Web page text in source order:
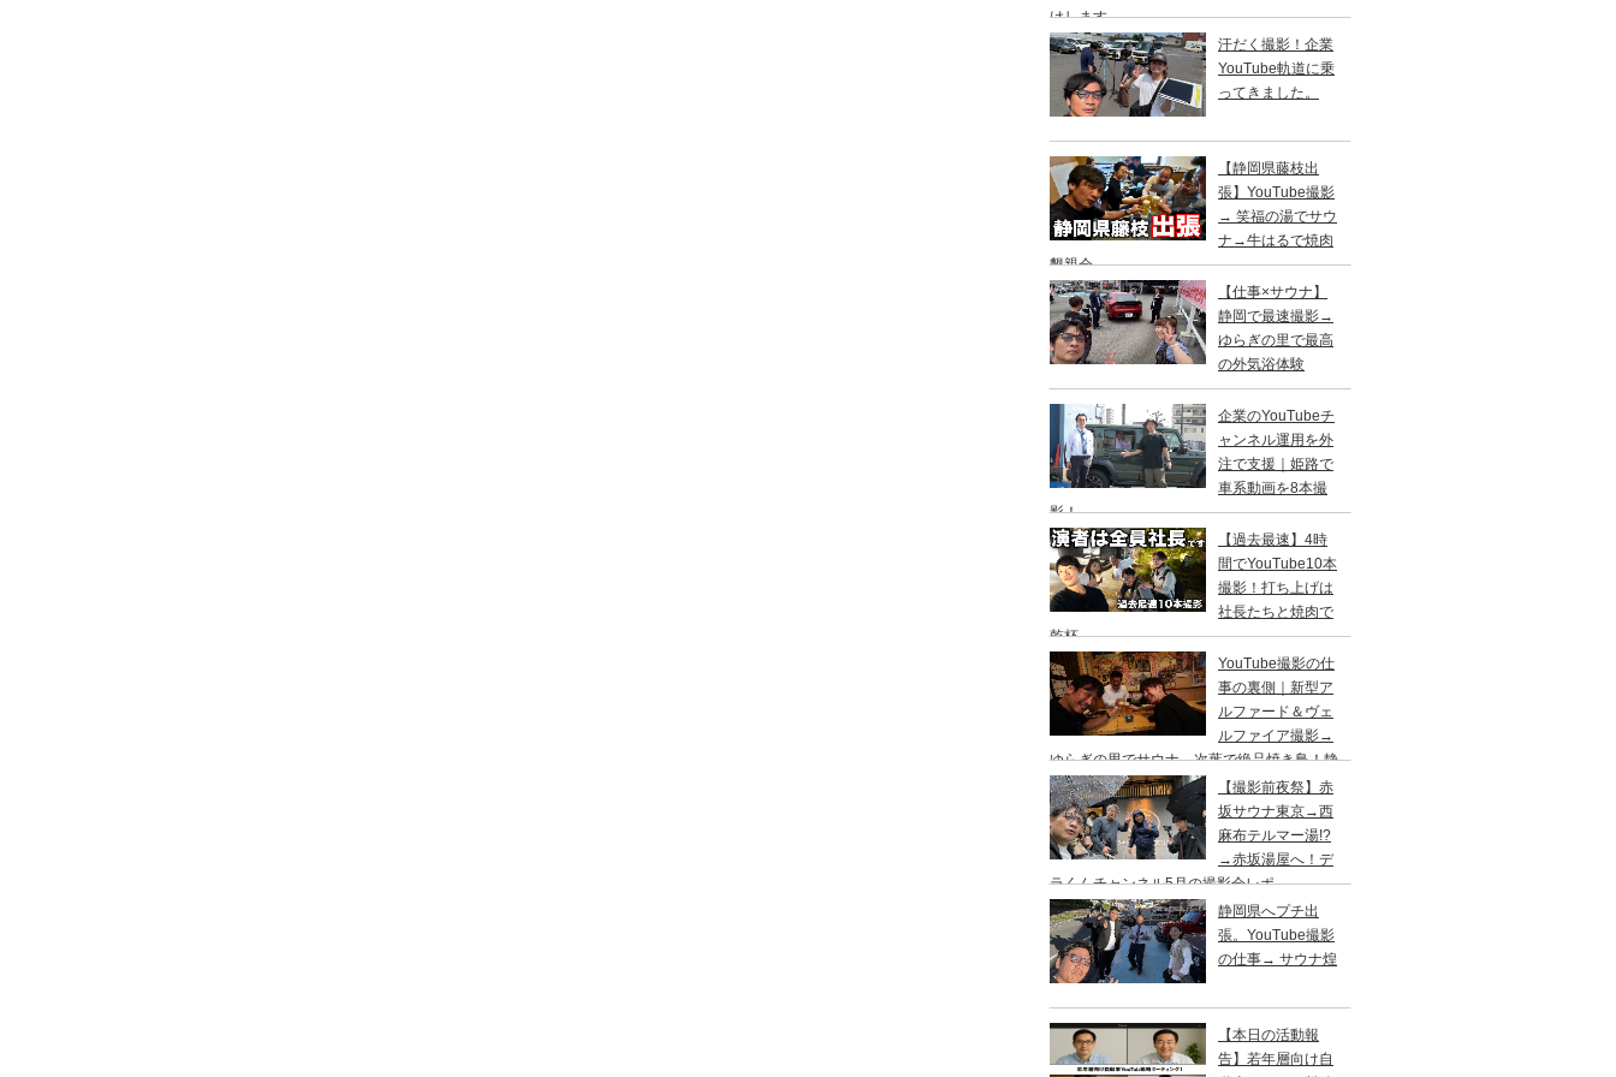
けします
汗だく撮影！企業
YouTube軌道に乗
ってきました。
【静岡県藤枝出
張】YouTube撮影
→ 笑福の湯でサウ
ナ→牛はるで焼肉
懇親会
【仕事×サウナ】
静岡で最速撮影→
ゆらぎの里で最高
の外気浴体験
企業のYouTubeチ
ャンネル運用を外
注で支援｜姫路で
車系動画を8本撮
影！
【過去最速】4時
間でYouTube10本
撮影！打ち上げは
社長たちと焼肉で
乾杯
YouTube撮影の仕
事の裏側｜新型ア
ルファード＆ヴェ
ルファイア撮影→
ゆらぎの里でサウナ→次葉で絶品焼き鳥！静
岡出張
【撮影前夜祭】赤
坂サウナ東京→西
麻布テルマー湯!?
→赤坂湯屋へ！デ
ラくんチャンネル5月の撮影会レポ
静岡県へプチ出
張。YouTube撮影
の仕事→ サウナ煌
【本日の活動報
告】若年層向け自